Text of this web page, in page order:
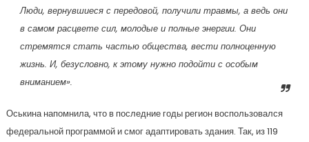
Люди, вернувшиеся с передовой, получили травмы, а ведь они
в самом расцвете сил, молодые и полные энергии. Они
стремятся стать частью общества, вести полноценную
жизнь. И, безусловно, к этому нужно подойти с особым
вниманием».
Оськина напомнила, что в последние годы регион воспользовался
федеральной программой и смог адаптировать здания. Так, из 119